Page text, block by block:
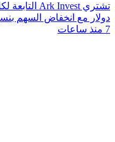
دولار مع انخفاض السهم بنسبة
7 منذ ساعات